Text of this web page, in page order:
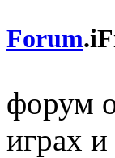
Forum.
форум
играх